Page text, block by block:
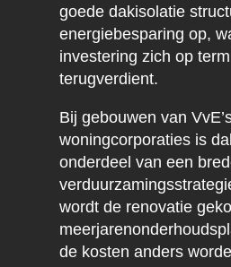
goede dakisolatie
energiebesparing op,
investering zich op
terugverdient.
Bij gebouwen van
woningcorporaties is
onderdeel van een
wordt de renovatie
de kosten anders